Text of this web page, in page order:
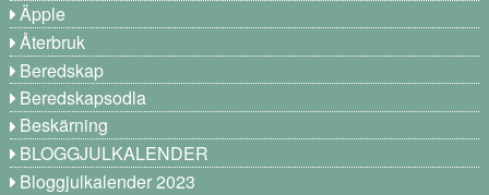
Äpple
Återbruk
Beredskap
Beredskapsodla
Beskärning
BLOGGJULKALENDER
Bloggjulkalender 2023